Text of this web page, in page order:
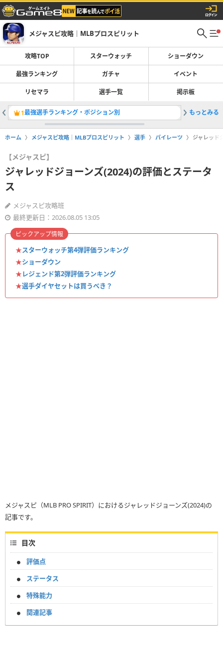
メジャスピ攻略｜MLBプロスピリット
攻略TOP スターウォッチ ショーダウン
最強ランキング ガチャ イベント
リセマラ 選手一覧 掲示板
1最強選手ランキング・ポジション別 2ガチャ
もっとみる
ホーム メジャスピ攻略｜MLBプロスピリット 選手 パイレーツ ジャレッド
【メジャスピ】
ジャレッドジョーンズ(2024)の評価とステータ
ス
メジャスピ攻略班
最終更新日：2026.08.05 13:05
★スターウォッチ第4弾評価ランキング
★ショーダウン
★レジェンド第2弾評価ランキング
★選手ダイヤセットは買うべき？
ピックアップ情報
メジャスピ（MLB PRO SPIRIT）におけるジャレッドジョーンズ(2024)の
記事です。
目次
評価点
ステータス
特殊能力
関連記事